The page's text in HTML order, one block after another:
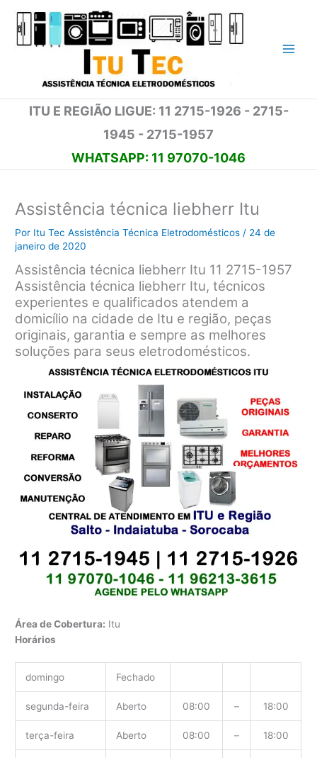
para
ITU E REGIÃO LIGUE: 11 2715-1926 - 2715-
1945 - 2715-1957
WHATSAPP: 11 97070-1046
Assistência técnica liebherr Itu
Por Itu Tec Assistência Técnica Eletrodomésticos / 24 de
janeiro de 2020
Assistência técnica liebherr Itu 11 2715-1957
Assistência técnica liebherr Itu, técnicos
experientes e qualificados atendem a
domicílio na cidade de Itu e região, peças
originais, garantia e sempre as melhores
soluções para seus eletrodomésticos.
Área de Cobertura: Itu
Horários
domingo Fechado
segunda-feira Aberto 08:00 – 18:00
terça-feira Aberto 08:00 – 18:00